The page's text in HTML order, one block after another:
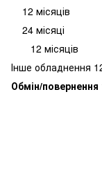
12 місяців
24 місяці
12 місяців
Інше обладнення
Обмін/повернення